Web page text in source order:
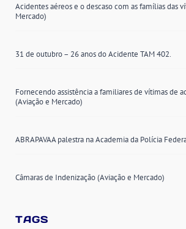
Acidentes aéreos e o descaso com as famílias das
Mercado)
31 de outubro – 26 anos do Acidente TAM 402.
Fornecendo assistência a familiares de vítimas de
(Aviação e Mercado)
ABRAPAVAA palestra na Academia da Polícia
Câmaras de Indenização (Aviação e Mercado)
TAGS